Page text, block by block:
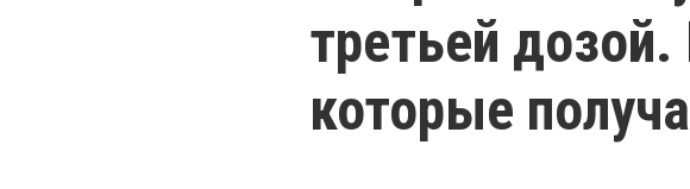
третьей дозой.
которые